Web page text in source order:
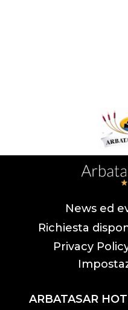
News ed
Richiesta
Privacy
ARBATASAR